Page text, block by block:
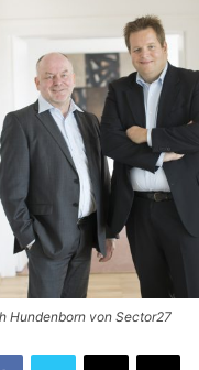
Hundenborn von Sector27